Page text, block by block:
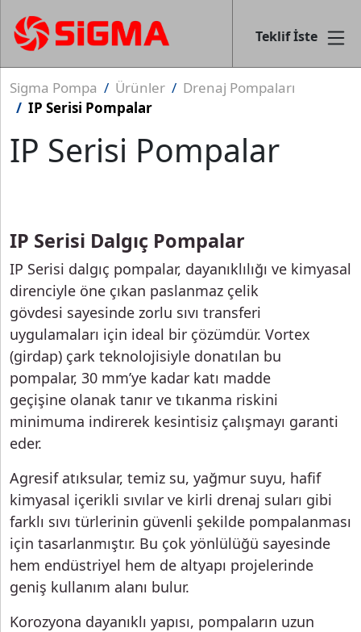
Teklif İste
Sigma Pompa Ürünler
Drenaj Pompaları
IP Serisi Pompalar
IP Serisi Pompalar
IP Serisi Dalgıç Pompalar
IP Serisi dalgıç pompalar, dayanıklılığı ve kimyasal
direnciyle öne çıkan paslanmaz çelik
gövdesi sayesinde zorlu sıvı transferi
uygulamaları için ideal bir çözümdür. Vortex
(girdap) çark teknolojisiyle donatılan bu
pompalar, 30 mm’ye kadar katı madde
geçişine olanak tanır ve tıkanma riskini
minimuma indirerek kesintisiz çalışmayı garanti
eder.
Agresif atıksular, temiz su, yağmur suyu, hafif
kimyasal içerikli sıvılar ve kirli drenaj suları gibi
farklı sıvı türlerinin güvenli şekilde pompalanması
için tasarlanmıştır. Bu çok yönlülüğü sayesinde
hem endüstriyel hem de altyapı projelerinde
geniş kullanım alanı bulur.
Korozyona dayanıklı yapısı, pompaların uzun